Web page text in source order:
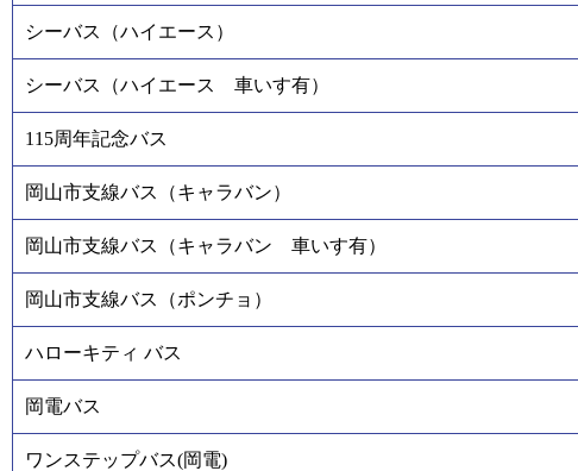
シーバス（ハイエース）
シーバス（ハイエース 車いす有）
115周年記念バス
岡山市支線バス（キャラバン）
岡山市支線バス（キャラバン 車いす有）
岡山市支線バス（ポンチョ）
ハローキティ バス
岡電バス
ワンステップバス(岡電)